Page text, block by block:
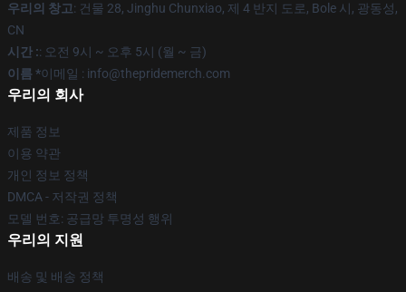
우리의 창고: 건물 28, Jinghu Chunxiao, 제 4 반지 도로, Bole 시, 광동성,
CN
시간 :: 오전 9시 ~ 오후 5시 (월 ~ 금)
이름 *이메일 : info@thepridemerch.com
우리의 회사
제품 정보
이용 약관
개인 정보 정책
DMCA - 저작권 정책
모델 번호: 공급망 투명성 행위
우리의 지원
배송 및 배송 정책